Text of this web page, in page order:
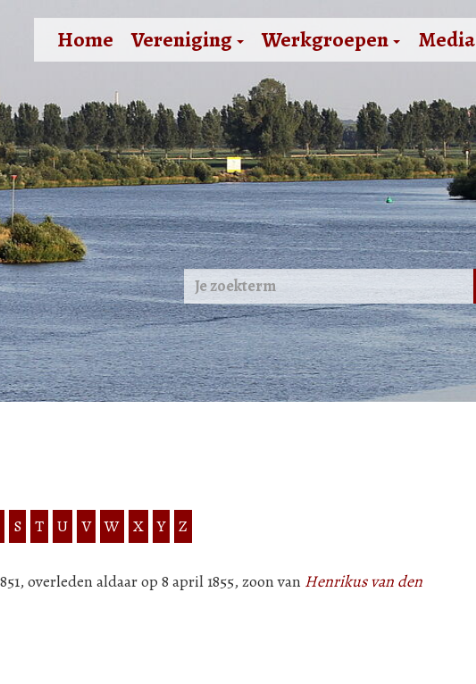
Home Vereniging Werkgroepen Media
S T U V W X Y Z
overleden aldaar op 8 april 1855, zoon van Henrikus van den